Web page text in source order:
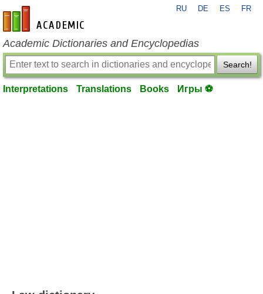
en-academic.com
RU DE ES FR
Academic Dictionaries and Encyclopedias
Search!
Interpretations Translations Books Игры ⚽